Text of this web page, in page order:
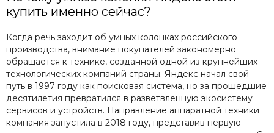
купить именно сейчас?
Когда речь заходит об умных колонках российского
производства, внимание покупателей закономерно
обращается к технике, созданной одной из крупнейших
технологических компаний страны. Яндекс начал свой
путь в 1997 году как поисковая система, но за прошедшие
десятилетия превратился в разветвлённую экосистему
сервисов и устройств. Направление аппаратной техники
компания запустила в 2018 году, представив первую